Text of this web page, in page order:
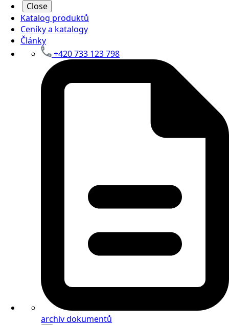
Close
Katalog produktů
Ceníky a katalogy
Články
+420 733 123 798
archiv dokumentů